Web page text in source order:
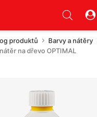
produktů Barvy a nátěry
na dřevo OPTIMAL